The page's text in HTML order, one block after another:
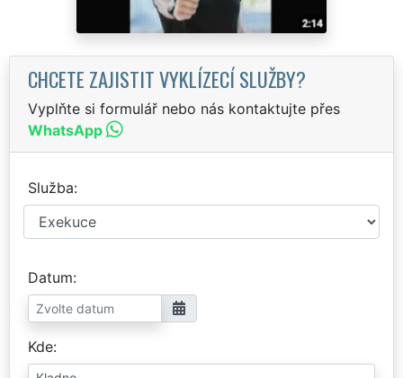
CHCETE ZAJISTIT VYKLÍZECÍ SLUŽBY?
Vyplňte si formulář nebo nás kontaktujte přes
WhatsApp
Služba
Datum
Kde